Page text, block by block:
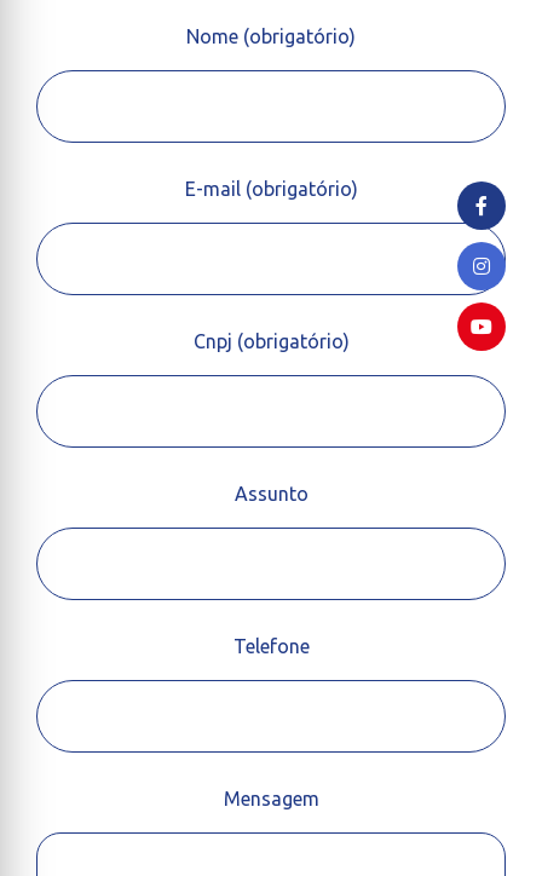
Nome (obrigatório)
E-mail (obrigatório)
Cnpj (obrigatório)
Assunto
Telefone
Mensagem